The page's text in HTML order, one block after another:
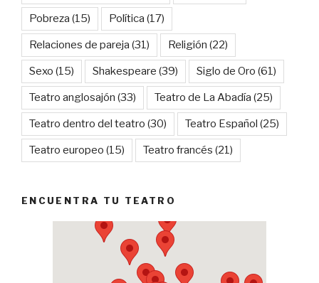
Pobreza (15) Política (17)
Relaciones de pareja (31) Religión (22)
Sexo (15) Shakespeare (39) Siglo de Oro (61)
Teatro anglosajón (33) Teatro de La Abadía (25)
Teatro dentro del teatro (30) Teatro Español (25)
Teatro europeo (15) Teatro francés (21)
ENCUENTRA TU TEATRO